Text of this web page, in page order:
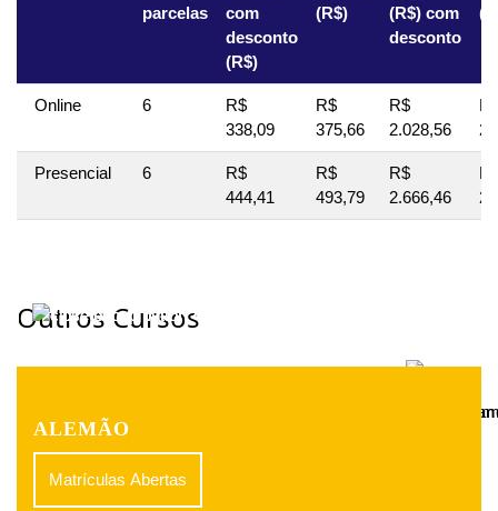
parcelas
com
desconto
(R$)
(R$)
(R$) com
desconto
Online 6
R$
338,09
R$
375,66
R$
2.028,56
Presencial 6
R$
444,41
R$
493,79
R$
2.666,46
×
×
Valores
×
Valores
Outros Cursos
ALEMÃO
Matrículas Abertas